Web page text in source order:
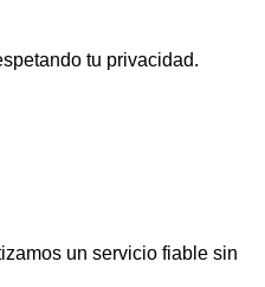
tu privacidad.
un servicio fiable sin